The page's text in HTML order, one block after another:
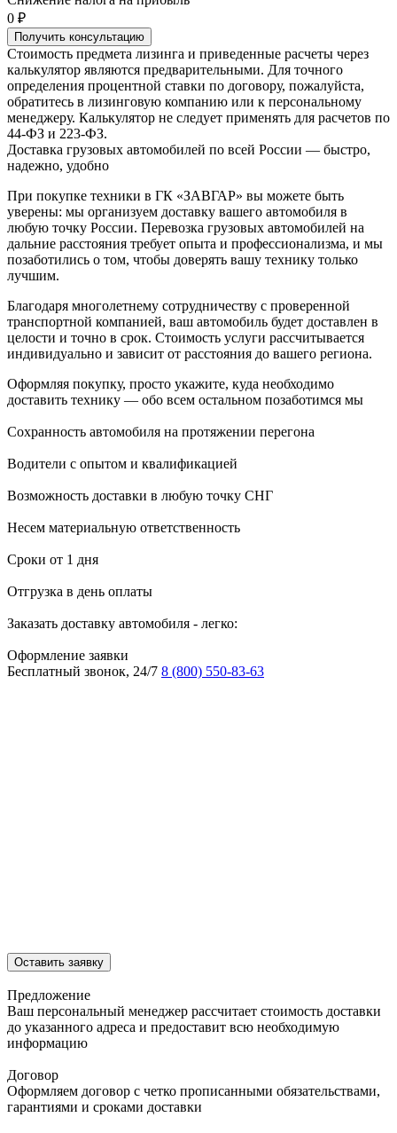
0 ₽
Получить консультацию
Стоимость предмета лизинга и приведенные расчеты через
калькулятор являются предварительными. Для точного
определения процентной ставки по договору, пожалуйста,
обратитесь в лизинговую компанию или к персональному
менеджеру. Калькулятор не следует применять для расчетов по
44-ФЗ и 223-ФЗ.
Доставка грузовых автомобилей по всей России — быстро,
надежно, удобно
При покупке техники в ГК «ЗАВГАР» вы можете быть
уверены: мы организуем доставку вашего автомобиля в
любую точку России. Перевозка грузовых автомобилей на
дальние расстояния требует опыта и профессионализма, и мы
позаботились о том, чтобы доверять вашу технику только
лучшим.
Благодаря многолетнему сотрудничеству с проверенной
транспортной компанией, ваш автомобиль будет доставлен в
целости и точно в срок. Стоимость услуги рассчитывается
индивидуально и зависит от расстояния до вашего региона.
Оформляя покупку, просто укажите, куда необходимо
доставить технику — обо всем остальном позаботимся мы
Сохранность автомобиля на протяжении перегона
Водители с опытом и квалификацией
Возможность доставки в любую точку СНГ
Несем материальную ответственность
Сроки от 1 дня
Отгрузка в день оплаты
Заказать доставку автомобиля - легко:
Оформление заявки
Бесплатный звонок, 24/7 8 (800) 550-83-63
Оставить заявку
Предложение
Ваш персональный менеджер рассчитает стоимость доставки
до указанного адреса и предоставит всю необходимую
информацию
Договор
Оформляем договор с четко прописанными обязательствами,
гарантиями и сроками доставки